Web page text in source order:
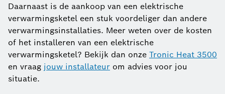
Daarnaast is de aankoop van een elektrische
verwarmingsketel een stuk voordeliger dan andere
verwarmingsinstallaties. Meer weten over de kosten
of het installeren van een elektrische
verwarmingsketel? Bekijk dan onze Tronic Heat 3500
en vraag jouw installateur om advies voor jou
situatie.